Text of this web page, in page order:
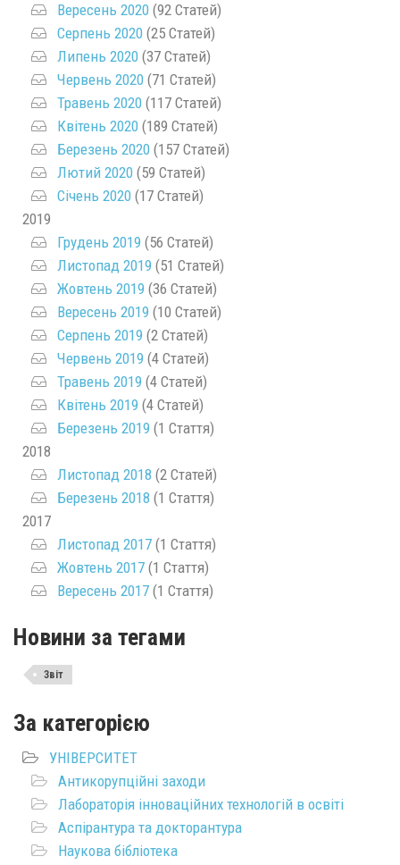
Вересень 2020 (92 Статей)
Серпень 2020 (25 Статей)
Липень 2020 (37 Статей)
Червень 2020 (71 Статей)
Травень 2020 (117 Статей)
Квітень 2020 (189 Статей)
Березень 2020 (157 Статей)
Лютий 2020 (59 Статей)
Січень 2020 (17 Статей)
2019
Грудень 2019 (56 Статей)
Листопад 2019 (51 Статей)
Жовтень 2019 (36 Статей)
Вересень 2019 (10 Статей)
Серпень 2019 (2 Статей)
Червень 2019 (4 Статей)
Травень 2019 (4 Статей)
Квітень 2019 (4 Статей)
Березень 2019 (1 Стаття)
2018
Листопад 2018 (2 Статей)
Березень 2018 (1 Стаття)
2017
Листопад 2017 (1 Стаття)
Жовтень 2017 (1 Стаття)
Вересень 2017 (1 Стаття)
Новини за тегами
Звіт
За категорією
УНІВЕРСИТЕТ
Антикорупційні заходи
Лабораторія інноваційних технологій в освіті
Аспірантура та докторантура
Наукова бібліотека